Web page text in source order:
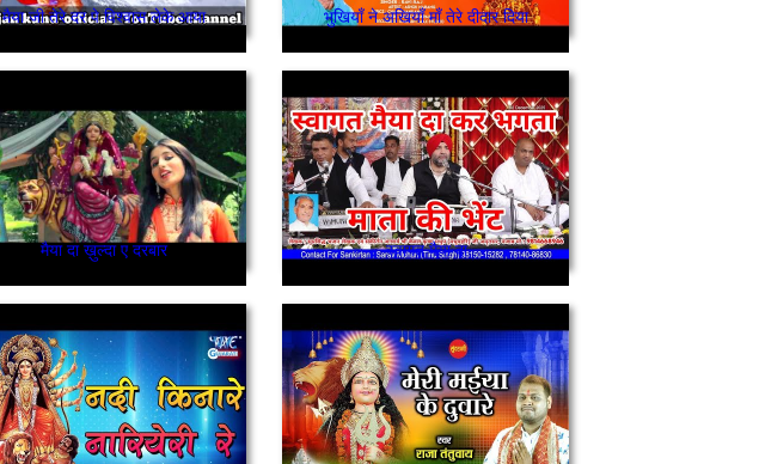
मैया जी तेरे दर पे विश्वास लेके आया भुखियाँ ने अखियाँ माँ तेरे दीदार दिया
मैया दा ख़ुल्दा ए दरबार स्वागत मैया दा